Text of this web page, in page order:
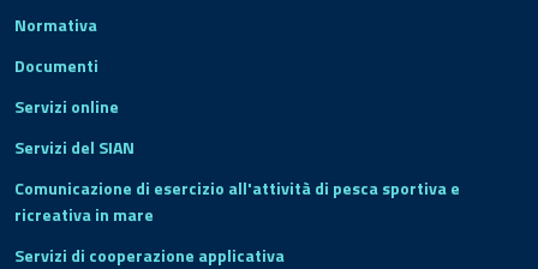
Normativa
Documenti
Servizi online
Servizi del SIAN
Comunicazione di esercizio all'attività di pesca sportiva e
ricreativa in mare
Servizi di cooperazione applicativa